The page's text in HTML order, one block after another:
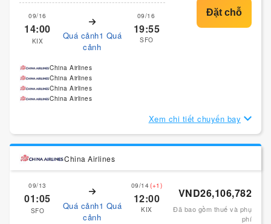
09/16
14:00
KIX
Quá cảnh1 Quá
cảnh
09/16
19:55
SFO
China Airlines
China Airlines
China Airlines
China Airlines
Xem chi tiết chuyến bay
China Airlines
09/13
01:05
SFO
Quá cảnh1 Quá
cảnh
09/14(+1)
12:00
KIX
VND26,106,782
Đã bao gồm thuế và phụ
phí